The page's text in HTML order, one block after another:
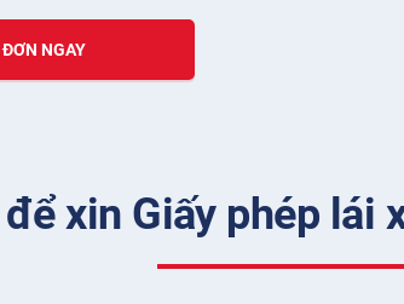
NGAY
xin Giấy phép lái